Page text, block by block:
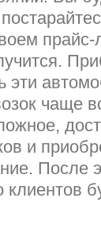
прайс-
эти
чаще
и
После